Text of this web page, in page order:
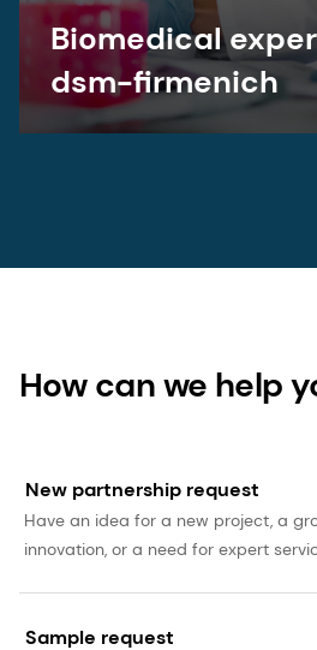
Biomedical
dsm-firmenich
How can we help
New partnership request
Have an idea for a new project, a
innovation, or a need for expert
Sample request